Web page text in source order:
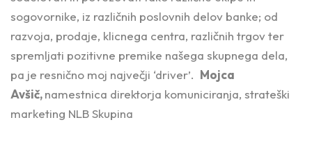
sogovornike, iz različnih poslovnih delov banke; od
razvoja, prodaje, klicnega centra, različnih trgov ter
spremljati pozitivne premike našega skupnega dela,
pa je resnično moj največji ‘driver’. Mojca
Avšič,namestnica direktorja komuniciranja, strateški
marketing NLB Skupina